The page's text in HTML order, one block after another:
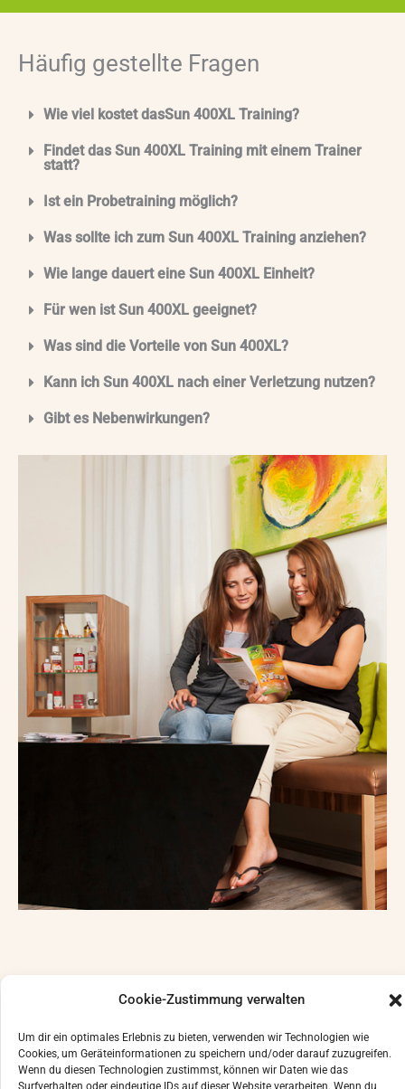
Cookie-Zustimmung verwalten
Um dir ein optimales Erlebnis zu bieten, verwenden wir Technologien wie
Cookies, um Geräteinformationen zu speichern und/oder darauf zuzugreifen.
Wenn du diesen Technologien zustimmst, können wir Daten wie das
Surfverhalten oder eindeutige IDs auf dieser Website verarbeiten. Wenn du
Häufig gestellte Fragen
Wie viel kostet dasSun 400XL Training?
Findet das Sun 400XL Training mit einem Trainer
statt?
Ist ein Probetraining möglich?
Was sollte ich zum Sun 400XL Training anziehen?
Wie lange dauert eine Sun 400XL Einheit?
Für wen ist Sun 400XL geeignet?
Was sind die Vorteile von Sun 400XL?
Kann ich Sun 400XL nach einer Verletzung nutzen?
Gibt es Nebenwirkungen?
Unsere Leistungen